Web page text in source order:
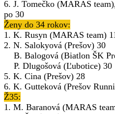
6. J. Tomečko (MARAS
po 30
Ženy do 34 rokov:
1. K. Rusyn (MARAS team)
2. N. Salokyová (Prešov) 30
B. Balogová (Biatlon ŠK
P. Dlugošová (Ľubotice) 30
5. K. Cina (Prešov) 28
6. K. Gutteková (Prešov
Ž35:
1. M. Baranová (MARAS